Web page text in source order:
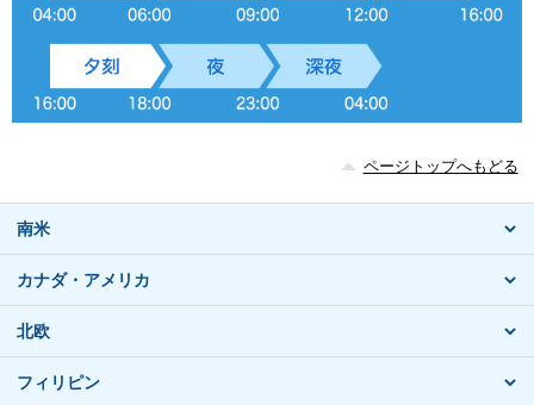
ページトップへもどる
南米
カナダ・アメリカ
北欧
フィリピン